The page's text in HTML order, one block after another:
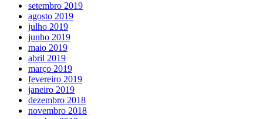
setembro 2019
agosto 2019
julho 2019
junho 2019
maio 2019
abril 2019
março 2019
fevereiro 2019
janeiro 2019
dezembro 2018
novembro 2018